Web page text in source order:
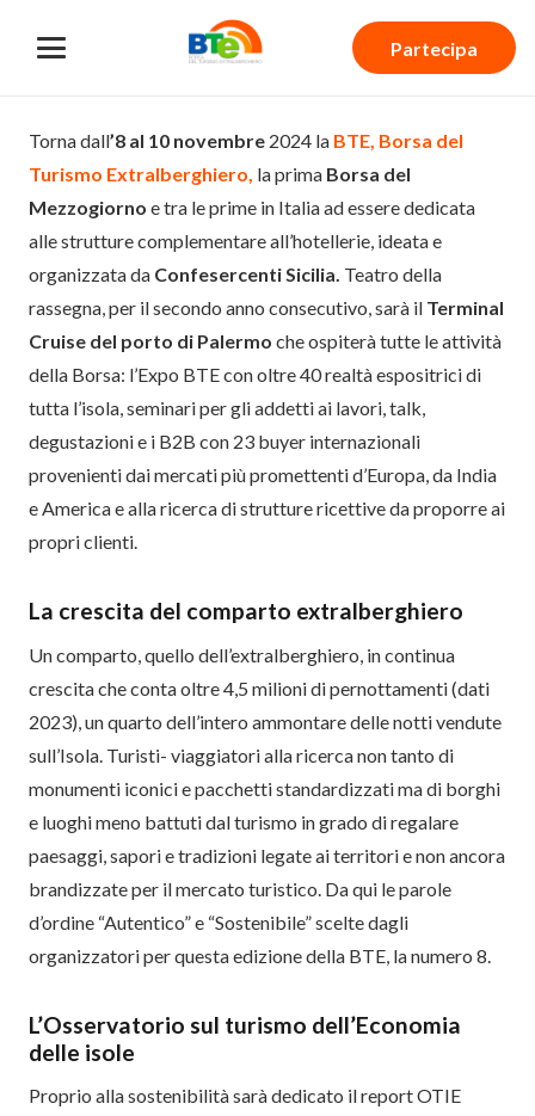
Partecipa
Torna dall’8 al 10 novembre 2024 la BTE, Borsa del
Turismo Extralberghiero, la prima Borsa del
Mezzogiorno e tra le prime in Italia ad essere dedicata
alle strutture complementare all’hotellerie, ideata e
organizzata da Confesercenti Sicilia. Teatro della
rassegna, per il secondo anno consecutivo, sarà il Terminal
Cruise del porto di Palermo che ospiterà tutte le attività
della Borsa: l’Expo BTE con oltre 40 realtà espositrici di
tutta l’isola, seminari per gli addetti ai lavori, talk,
degustazioni e i B2B con 23 buyer internazionali
provenienti dai mercati più promettenti d’Europa, da India
e America e alla ricerca di strutture ricettive da proporre ai
propri clienti.
La crescita del comparto extralberghiero
Un comparto, quello dell’extralberghiero, in continua
crescita che conta oltre 4,5 milioni di pernottamenti (dati
2023), un quarto dell’intero ammontare delle notti vendute
sull’Isola. Turisti- viaggiatori alla ricerca non tanto di
monumenti iconici e pacchetti standardizzati ma di borghi
e luoghi meno battuti dal turismo in grado di regalare
paesaggi, sapori e tradizioni legate ai territori e non ancora
brandizzate per il mercato turistico. Da qui le parole
d’ordine “Autentico” e “Sostenibile” scelte dagli
organizzatori per questa edizione della BTE, la numero 8.
L’Osservatorio sul turismo dell’Economia
delle isole
Proprio alla sostenibilità sarà dedicato il report OTIE